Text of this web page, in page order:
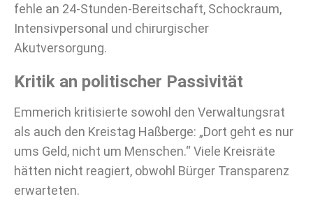
fehle an 24-Stunden-Bereitschaft, Schockraum,
Intensivpersonal und chirurgischer
Akutversorgung.
Kritik an politischer Passivität
Emmerich kritisierte sowohl den Verwaltungsrat
als auch den Kreistag Haßberge: „Dort geht es nur
ums Geld, nicht um Menschen.“ Viele Kreisräte
hätten nicht reagiert, obwohl Bürger Transparenz
erwarteten.